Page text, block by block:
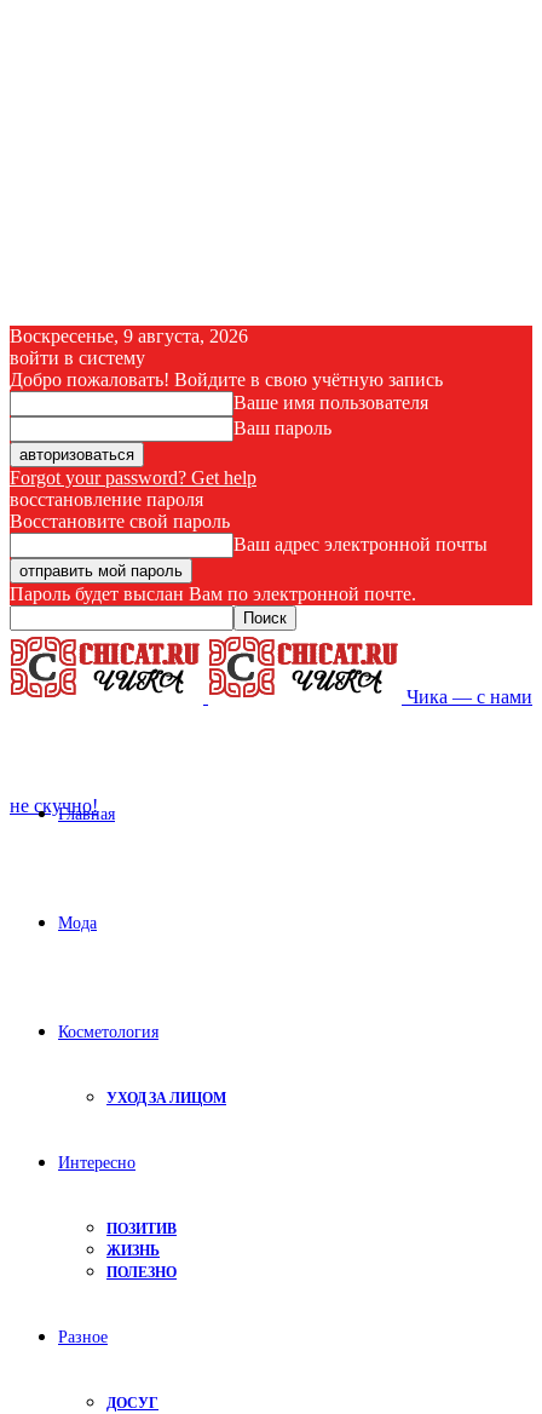
Воскресенье, 9 августа, 2026
войти в систему
Добро пожаловать! Войдите в свою учётную запись
Ваше имя пользователя
Ваш пароль
Forgot your password? Get help
восстановление пароля
Восстановите свой пароль
Ваш адрес электронной почты
Пароль будет выслан Вам по электронной почте.
Чика — с нами
не скучно!
Главная
Мода
Косметология
УХОД ЗА ЛИЦОМ
Интересно
ПОЗИТИВ
ЖИЗНЬ
ПОЛЕЗНО
Разное
ДОСУГ